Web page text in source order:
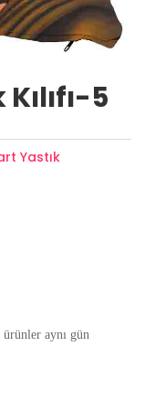
5
Yastık
ürünler aynı gün